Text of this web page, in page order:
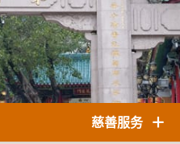
慈善服务